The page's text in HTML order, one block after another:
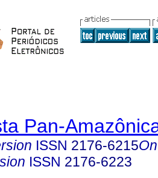
Pan-
ISSN 2176-6215
ISSN 2176-6223